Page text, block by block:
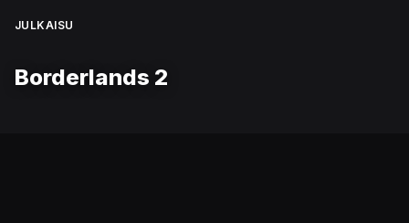
JULKAISU
Borderlands 2